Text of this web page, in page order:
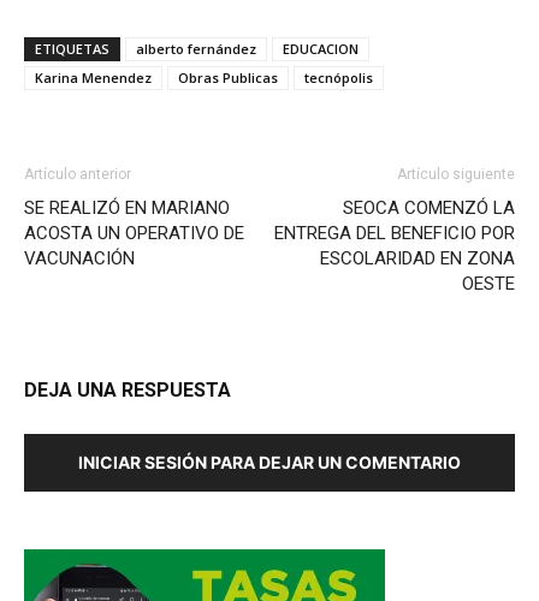
ETIQUETAS alberto fernández
EDUCACION
Karina Menendez
Obras Publicas tecnópolis
Artículo anterior
SE REALIZÓ EN MARIANO
ACOSTA UN OPERATIVO DE
VACUNACIÓN
Artículo siguiente
SEOCA COMENZÓ LA
ENTREGA DEL BENEFICIO POR
ESCOLARIDAD EN ZONA
OESTE
DEJA UNA RESPUESTA
INICIAR SESIÓN PARA DEJAR UN COMENTARIO